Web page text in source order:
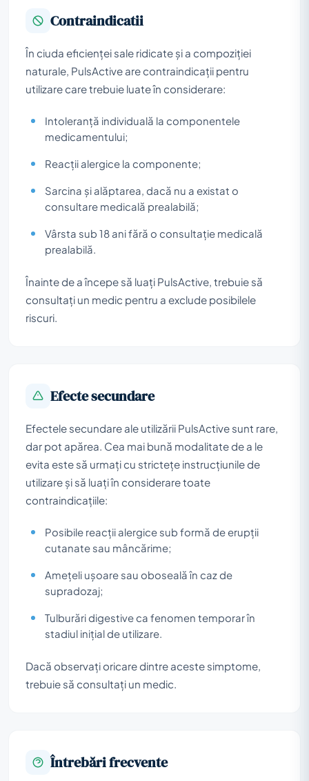
Contraindicatii
În ciuda eficienței sale ridicate și a compoziției
naturale, PulsActive are contraindicații pentru
utilizare care trebuie luate în considerare:
Intoleranță individuală la componentele
medicamentului;
Reacții alergice la componente;
Sarcina și alăptarea, dacă nu a existat o
consultare medicală prealabilă;
Vârsta sub 18 ani fără o consultație medicală
prealabilă.
Înainte de a începe să luați PulsActive, trebuie să
consultați un medic pentru a exclude posibilele
riscuri.
Efecte secundare
Efectele secundare ale utilizării PulsActive sunt rare,
dar pot apărea. Cea mai bună modalitate de a le
evita este să urmați cu strictețe instrucțiunile de
utilizare și să luați în considerare toate
contraindicațiile:
Posibile reacții alergice sub formă de erupții
cutanate sau mâncărime;
Amețeli ușoare sau oboseală în caz de
supradozaj;
Tulburări digestive ca fenomen temporar în
stadiul inițial de utilizare.
Dacă observați oricare dintre aceste simptome,
trebuie să consultați un medic.
Întrebări frecvente